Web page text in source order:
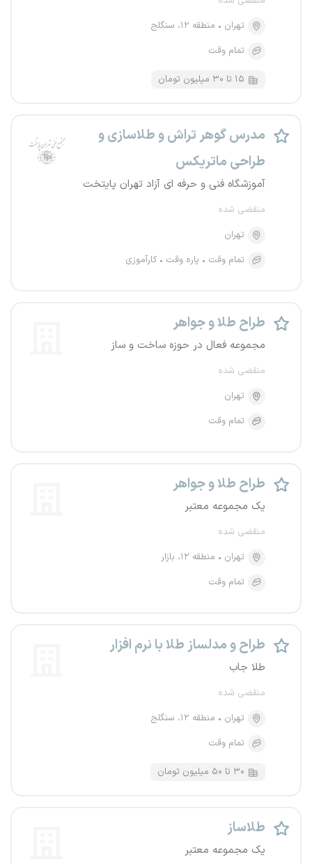
تهران
منطقه ۱۲، سنگلج
تمام وقت
۱۵ تا ۳۰ میلیون تومان
مدرس گوهر تراش و طلاسازی و
طراحی ماتریکس
آموزشگاه فنی و حرفه ای آزاد تهران پایتخت
منقضی شده
تهران
تمام وقت
پاره وقت کارآموزی
طراح طلا و جواهر
مجموعه فعال در حوزه ساخت و ساز
منقضی شده
تهران
تمام وقت
طراح طلا و جواهر
یک مجموعه معتبر
منقضی شده
تهران
منطقه ۱۲، بازار
تمام وقت
طراح و مدلساز طلا با نرم افزار
طلا جاب
منقضی شده
تهران
منطقه ۱۲، سنگلج
تمام وقت
۳۰ تا ۵۰ میلیون تومان
طلاساز
یک مجموعه معتبر